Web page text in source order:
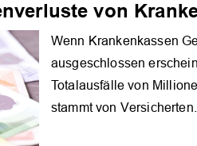
von
Wenn Krankenkassen
ausgeschlossen
Totalausfälle von
stammt von Versicherten.